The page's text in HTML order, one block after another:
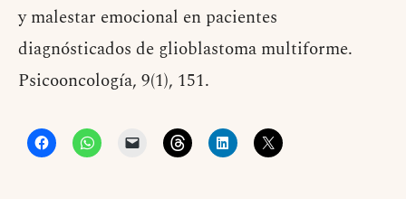
y malestar emocional en pacientes
diagnósticados de glioblastoma multiforme.
Psicooncología, 9(1), 151.